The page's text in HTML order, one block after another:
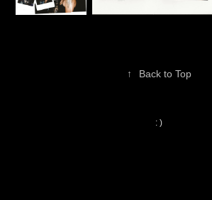
↑ Back to Top
: )